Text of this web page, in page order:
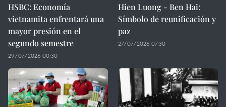
HSBC: Economía
vietnamita enfrentará una
mayor presión en el
segundo semestre
29/07/2026 00:30
Hien Luong - Ben Hai:
Símbolo de reunificación y
paz
27/07/2026 07:30